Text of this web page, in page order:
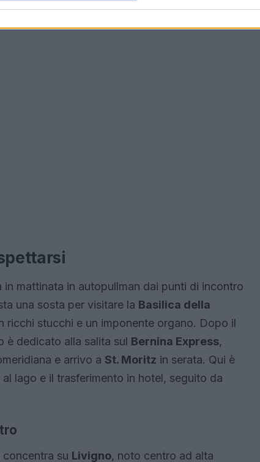
mattinata in autopullman dai punti di incontro
una sosta per visitare la Basilica della
ricchi stucchi e un imponente organo. Dopo il
è dedicato alla salita sul Bernina Express,
e arrivo a St. Moritz in serata. Qui è
lago e il trasferimento in hotel, seguito da
su Livigno, noto centro ad alta